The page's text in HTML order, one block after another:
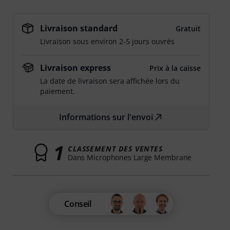
Livraison standard
Gratuit
Livraison sous environ 2-5 jours ouvrés
Livraison express
Prix à la caisse
La date de livraison sera affichée lors du
paiement.
Informations sur l'envoi
1 CLASSEMENT DES VENTES
Dans Microphones Large Membrane
Conseil